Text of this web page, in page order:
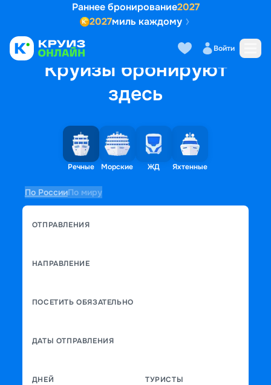
Раннее бронирование2027
2027миль каждому
Войти
Круизы бронируют
здесь
Речные Морские ЖД Яхтенные
По РоссииПо миру
ОТПРАВЛЕНИЯ
НАПРАВЛЕНИЕ
ПОСЕТИТЬ ОБЯЗАТЕЛЬНО
ДАТЫ ОТПРАВЛЕНИЯ
ДНЕЙ ТУРИСТЫ